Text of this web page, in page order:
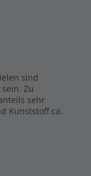
sind
Zu
sehr
Kunststoff ca.